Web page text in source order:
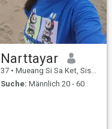
Narttayar
37 • Mueang Si Sa Ket, Sisaket, Thailand
Suche: Männlich 20 - 60